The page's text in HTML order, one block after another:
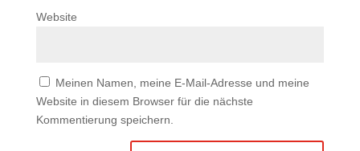
Website
Meinen Namen, meine E-Mail-Adresse und meine
Website in diesem Browser für die nächste
Kommentierung speichern.